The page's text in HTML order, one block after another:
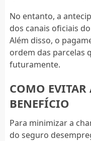
No entanto, a
dos canais oficiais
Além disso, o
ordem das parcelas
futuramente.
COMO EVITAR
BENEFÍCIO
Para minimizar a
do seguro